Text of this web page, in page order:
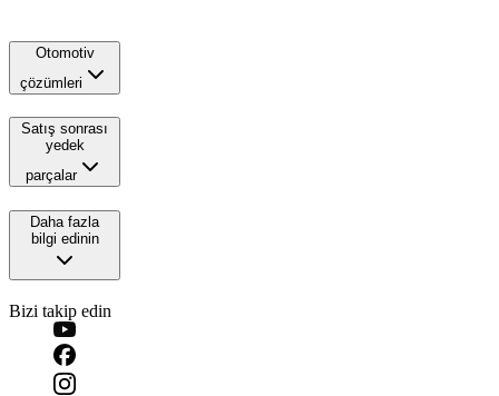
Otomotiv
çözümleri
Satış sonrası
yedek
parçalar
Daha fazla
bilgi edinin
Bizi takip edin